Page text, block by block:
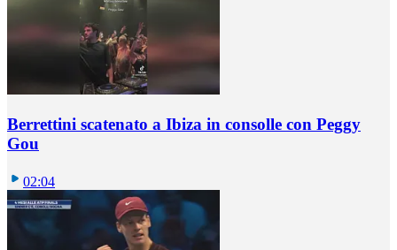
Berrettini scatenato a Ibiza in consolle con Peggy
Gou
02:04